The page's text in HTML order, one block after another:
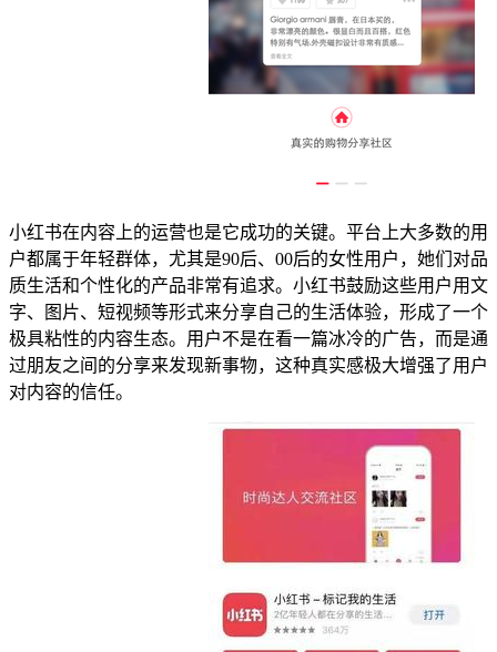
小红书在内容上的运营也是它成功的关键。平台上大多数的用
户都属于年轻群体，尤其是90后、00后的女性用户，她们对品
质生活和个性化的产品非常有追求。小红书鼓励这些用户用文
字、图片、短视频等形式来分享自己的生活体验，形成了一个
极具粘性的内容生态。用户不是在看一篇冰冷的广告，而是通
过朋友之间的分享来发现新事物，这种真实感极大增强了用户
对内容的信任。